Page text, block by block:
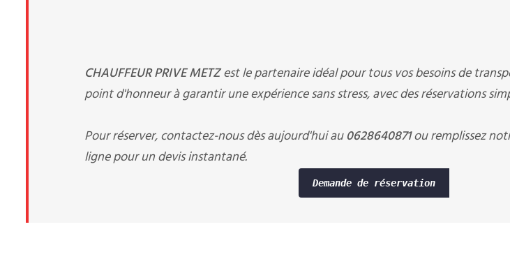
CHAUFFEUR PRIVE METZest le partenaire idéal pour tous vos besoins de
point d'honneur à garantir une expérience sans stress, avec des réservations
Pour réserver, contactez-nous dès aujourd'hui au0628640871ou remplissez
ligne pour un devis instantané.
Demande de réservation